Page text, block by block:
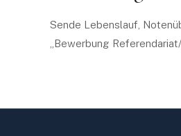
Sende Lebenslauf,
„Bewerbung